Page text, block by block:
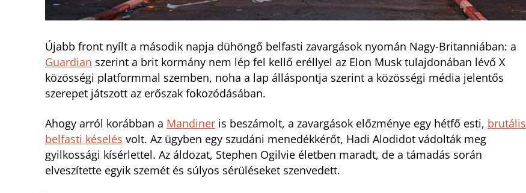
Újabb front nyílt a második napja dühöngő belfasti zavargások nyomán Nagy-Britanniában: a
Guardian szerint a brit kormány nem lép fel kellő eréllyel az Elon Musk tulajdonában lévő X
közösségi platformmal szemben, noha a lap álláspontja szerint a közösségi média jelentős
szerepet játszott az erőszak fokozódásában.
Ahogy arról korábban a Mandiner is beszámolt, a zavargások előzménye egy hétfő esti, brutális
belfasti késelés volt. Az ügyben egy szudáni menedékkérőt, Hadi Alodidot vádolták meg
gyilkossági kísérlettel. Az áldozat, Stephen Ogilvie életben maradt, de a támadás során
elveszítette egyik szemét és súlyos sérüléseket szenvedett.